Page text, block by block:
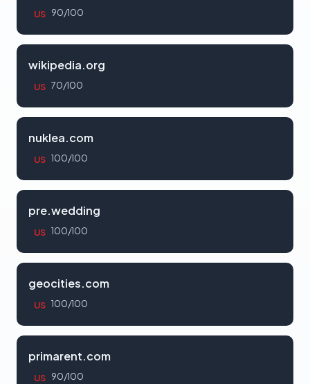
US 90/100
wikipedia.org
US 70/100
nuklea.com
US 100/100
pre.wedding
US 100/100
geocities.com
US 100/100
primarent.com
US 90/100